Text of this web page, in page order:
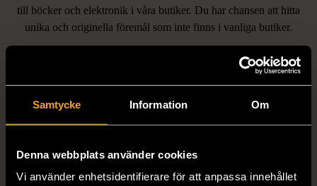
Samtycke Information Om
Denna webbplats använder cookies
Vi använder enhetsidentifierare för att anpassa innehållet
till böcker och elektronik i våra butiker. Du har chansen att hitta
unika och originella föremål som inte finns i vanliga butiker.
LIKNANDE PRODUKTER
Hitta produkter som påminner om denna